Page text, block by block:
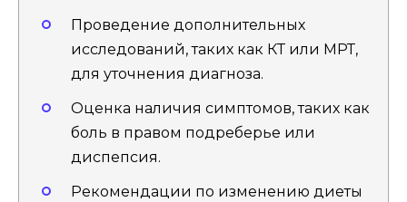
Проведение дополнительных
исследований, таких как КТ или МРТ,
для уточнения диагноза.
Оценка наличия симптомов, таких как
боль в правом подреберье или
диспепсия.
Рекомендации по изменению диеты